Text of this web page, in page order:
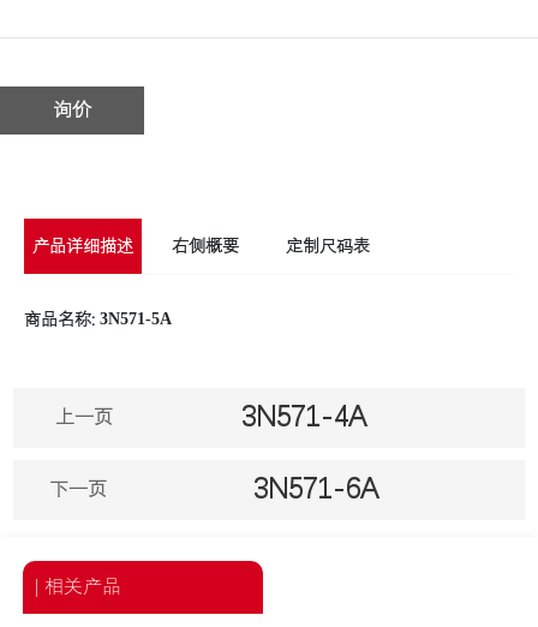
询价
产品详细描述 右侧概要 定制尺码表
商品名称: 3N571-5A
上一页 3N571-4A
下一页 3N571-6A
| 相关产品